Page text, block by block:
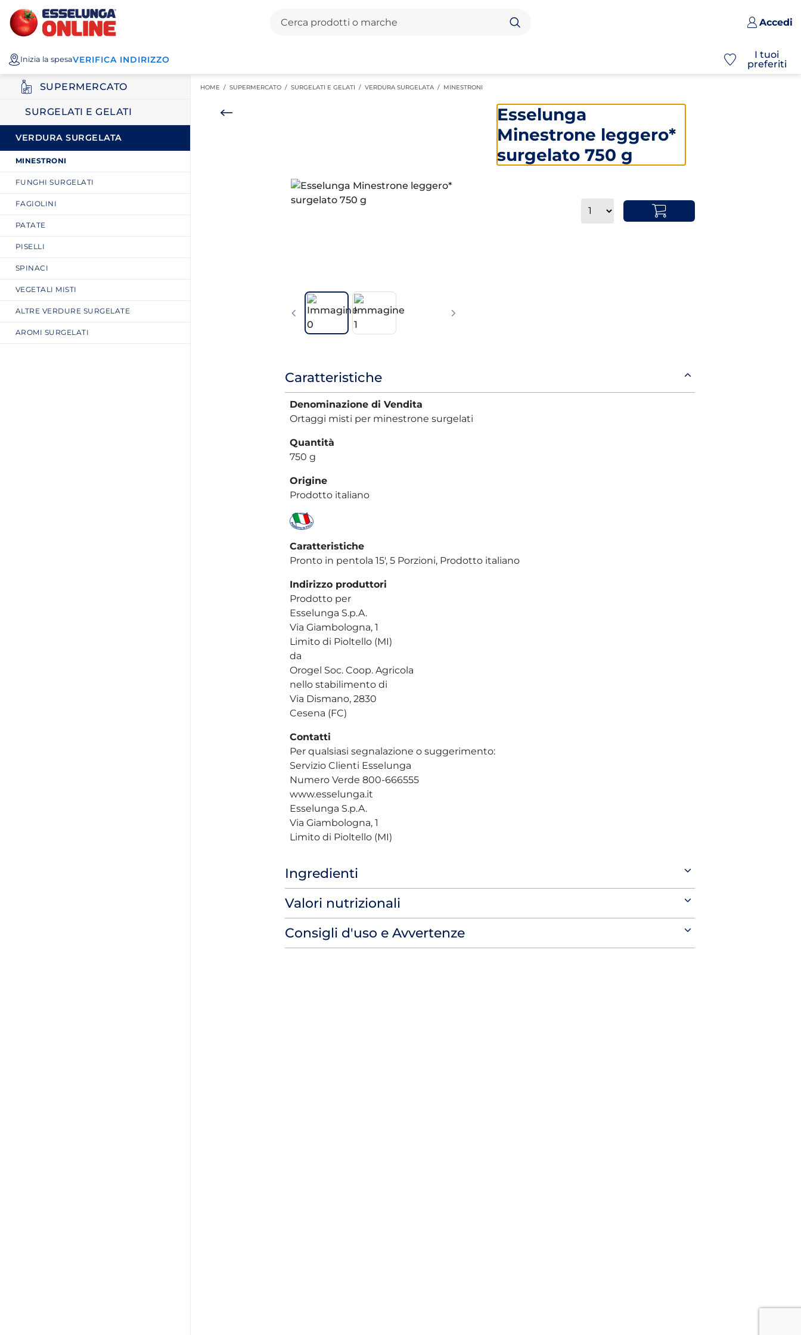
Posizionati sul contenuto principale
Posizionati sull'elenco categorie
I miei acquisti
Esselunga
Spesa
Online
Cerca
Accedi
Inizia la spesaVERIFICA INDIRIZZO
I tuoi
preferiti
SUPERMERCATO
SURGELATI E GELATI
VERDURA SURGELATA
MINESTRONI
FUNGHI SURGELATI
FAGIOLINI
PATATE
PISELLI
SPINACI
VEGETALI MISTI
ALTRE VERDURE SURGELATE
AROMI SURGELATI
HOME / SUPERMERCATO / SURGELATI E GELATI / VERDURA SURGELATA / MINESTRONI
Esselunga
Minestrone leggero*
surgelato 750 g
Quantità
Informazioni
prodotto
Caratteristiche
Denominazione di Vendita
Ortaggi misti per minestrone surgelati
Quantità
750 g
Origine
Prodotto italiano
Caratteristiche
Pronto in pentola 15', 5 Porzioni, Prodotto italiano
Indirizzo produttori
Prodotto per
Esselunga S.p.A.
Via Giambologna, 1
Limito di Pioltello (MI)
da
Orogel Soc. Coop. Agricola
nello stabilimento di
Via Dismano, 2830
Cesena (FC)
Contatti
Per qualsiasi segnalazione o suggerimento:
Servizio Clienti Esselunga
Numero Verde 800-666555
www.esselunga.it
Esselunga S.p.A.
Via Giambologna, 1
Limito di Pioltello (MI)
Ingredienti
Valori nutrizionali
Consigli d'uso e Avvertenze